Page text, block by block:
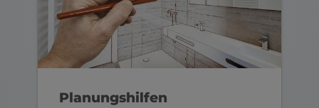
Planungshilfen